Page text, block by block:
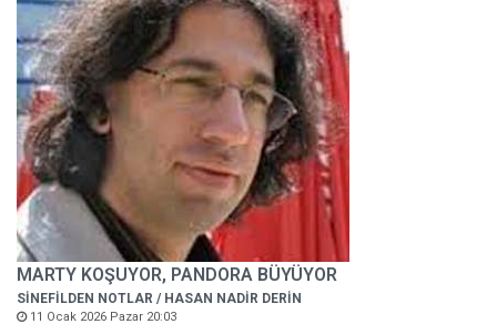
MARTY KOŞUYOR, PANDORA BÜYÜYOR
SİNEFİLDEN NOTLAR / HASAN NADİR DERİN
11 Ocak 2026 Pazar 20:03